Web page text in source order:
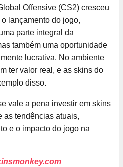
Offensive (CS2) cresceu
lançamento do jogo,
parte integral da
também uma oportunidade
lucrativa. No ambiente
ter valor real, e as skins do
disso.
vale a pena investir em skins
as tendências atuais,
e o impacto do jogo na